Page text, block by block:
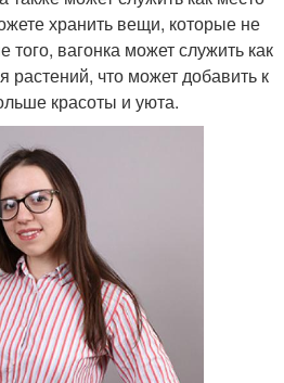
хранить вещи, которые не
вагонка может служить как
что может добавить к
красоты и уюта.